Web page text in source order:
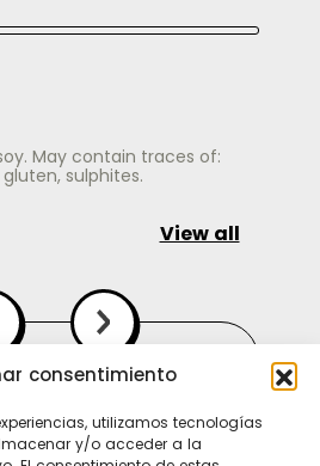
consentimiento
utilizamos tecnologías
y/o acceder a la
May contain traces of:
sulphites.
View all